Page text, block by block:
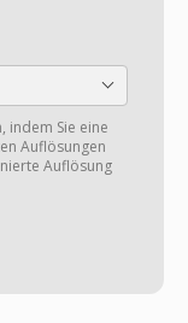
indem Sie eine
Auflösungen
Auflösung